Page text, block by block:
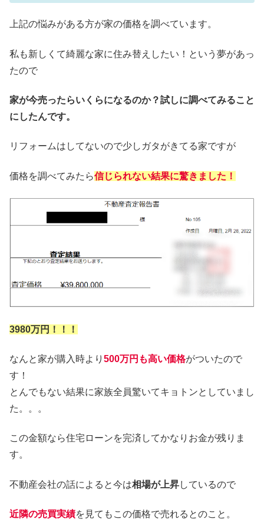
上記の悩みがある方が家の価格を調べています。
私も新しくて綺麗な家に住み替えしたい！という夢があっ
たので
家が今売ったらいくらになるのか？試しに調べてみること
にしたんです。
リフォームはしてないので少しガタがきてる家ですが
価格を調べてみたら信じられない結果に驚きました！
3980万円！！！
なんと家が購入時より 500万円も高い価格がついたので
す！
とんでもない結果に家族全員驚いてキョトンとしていまし
た。。。
この金額なら住宅ローンを完済してかなりお金が残りま
す。
不動産会社の話によると今は相場が上昇しているので
近隣の売買実績を見てもこの価格で売れるとのこと。